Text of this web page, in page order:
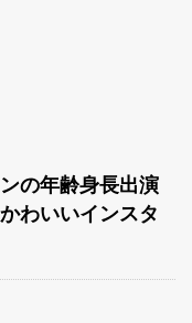
の年齢身長出演
わいいインスタ